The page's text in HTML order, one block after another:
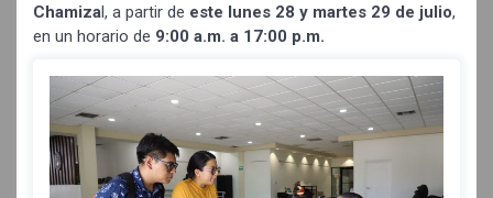
Chamizal, a partir de este lunes 28 y martes 29 de julio,
en un horario de 9:00 a.m. a 17:00 p.m.